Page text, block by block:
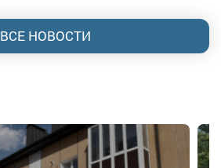
ВСЕ НОВОСТИ